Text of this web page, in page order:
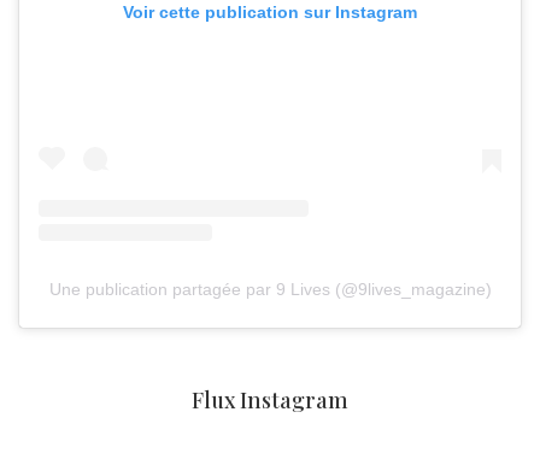
Voir cette publication sur Instagram
Une publication partagée par 9 Lives (@9lives_magazine)
Flux Instagram